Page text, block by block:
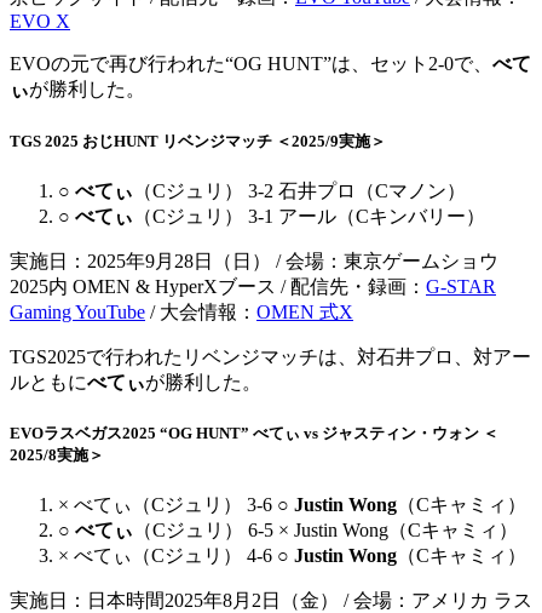
EVO X
EVOの元で再び行われた“OG HUNT”は、セット2-0で、 べて
ぃが勝利した。
TGS 2025 おじHUNT リベンジマッチ ＜2025/9実施＞
○ べてぃ （Cジュリ） 3-2 石井プロ（Cマノン）
○ べてぃ （Cジュリ） 3-1 アール（Cキンバリー）
実施日：2025年9月28日（日） / 会場：東京ゲームショウ
2025内 OMEN & HyperXブース / 配信先・録画： G-STAR
Gaming YouTube / 大会情報： OMEN 式X
TGS2025で行われたリベンジマッチは、対石井プロ、対アー
ルともにべてぃが勝利した。
EVOラスベガス2025 “OG HUNT” べてぃ vs ジャスティン・ウォン ＜
2025/8実施＞
× べてぃ（Cジュリ） 3-6 ○ Justin Wong （Cキャミィ）
○ べてぃ （Cジュリ） 6-5 × Justin Wong（Cキャミィ）
× べてぃ（Cジュリ） 4-6 ○ Justin Wong （Cキャミィ）
実施日：日本時間2025年8月2日（金） / 会場：アメリカ ラス